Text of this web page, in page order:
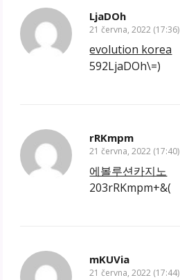
LjaDOh
21 června, 2022 (17:36)
evolution korea
592LjaDOh\=)
rRKmpm
21 června, 2022 (17:40)
에볼루션카지노
203rRKmpm+&(
mKUVia
21 června, 2022 (17:44)